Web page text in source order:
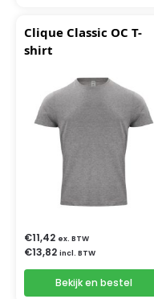
Clique Classic OC T-
shirt
€11,42 ex. BTW
€13,82 incl. BTW
Bekijk en bestel